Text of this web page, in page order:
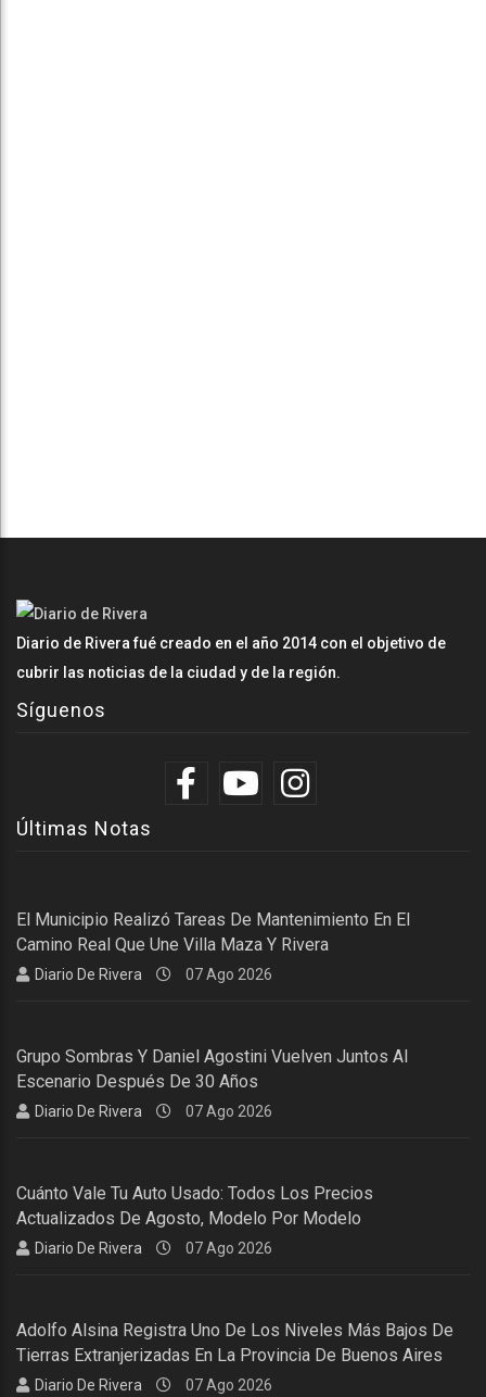
Diario de Rivera fué creado en el año 2014 con el objetivo de
cubrir las noticias de la ciudad y de la región.
Síguenos
Últimas Notas
El Municipio Realizó Tareas De Mantenimiento En El
Camino Real Que Une Villa Maza Y Rivera
Diario De Rivera 07 Ago 2026
Grupo Sombras Y Daniel Agostini Vuelven Juntos Al
Escenario Después De 30 Años
Diario De Rivera 07 Ago 2026
Cuánto Vale Tu Auto Usado: Todos Los Precios
Actualizados De Agosto, Modelo Por Modelo
Diario De Rivera 07 Ago 2026
Adolfo Alsina Registra Uno De Los Niveles Más Bajos De
Tierras Extranjerizadas En La Provincia De Buenos Aires
Diario De Rivera 07 Ago 2026